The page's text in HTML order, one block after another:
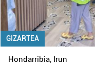
GIZARTEA
Hondarribia, Irun